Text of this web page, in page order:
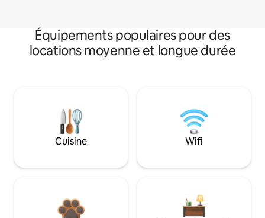
Équipements populaires pour des
locations moyenne et longue durée
Cuisine Wifi